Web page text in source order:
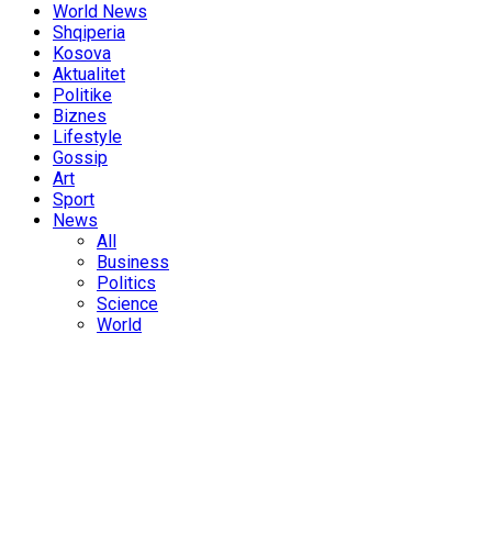
World News
Shqiperia
Kosova
Aktualitet
Politike
Biznes
Lifestyle
Gossip
Art
Sport
News
All
Business
Politics
Science
World